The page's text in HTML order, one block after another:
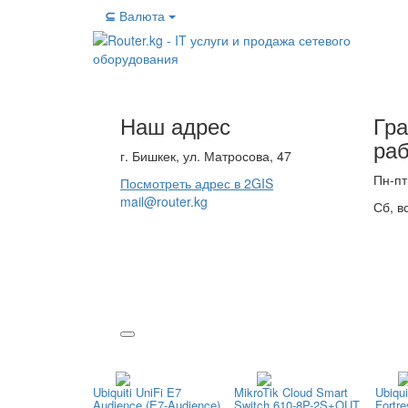
⊆ Валюта
Наш адрес
г. Бишкек, ул. Матросова, 47
Посмотреть адрес в 2GIS
mail@router.kg
Пн-
Сб,
Ubiquiti UniFi E7 MikroTik Cloud Smart